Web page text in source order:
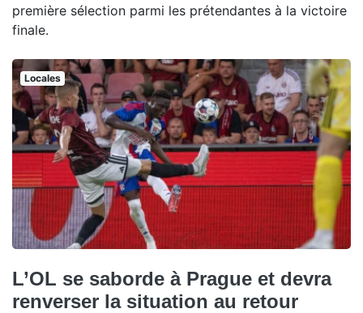
première sélection parmi les prétendantes à la victoire
finale.
Locales
L’OL se saborde à Prague et devra
renverser la situation au retour